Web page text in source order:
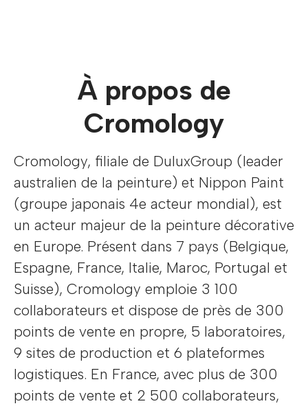
À propos de
Cromology
Cromology, filiale de DuluxGroup (leader
australien de la peinture) et Nippon Paint
(groupe japonais 4e acteur mondial), est
un acteur majeur de la peinture décorative
en Europe. Présent dans 7 pays (Belgique,
Espagne, France, Italie, Maroc, Portugal et
Suisse), Cromology emploie 3 100
collaborateurs et dispose de près de 300
points de vente en propre, 5 laboratoires,
9 sites de production et 6 plateformes
logistiques. En France, avec plus de 300
points de vente et 2 500 collaborateurs,